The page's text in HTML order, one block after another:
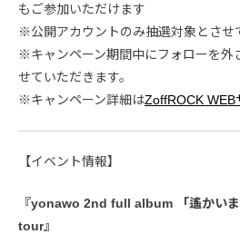
もご参加いただけます
※公開アカウントのみ抽選対象とさせ
※キャンペーン期間中にフォローを外
せていただきます。
※キャンペーン詳細はZoffROCK WEB
【イベント情報】
『yonawo 2nd full album 「遙かい
tour』